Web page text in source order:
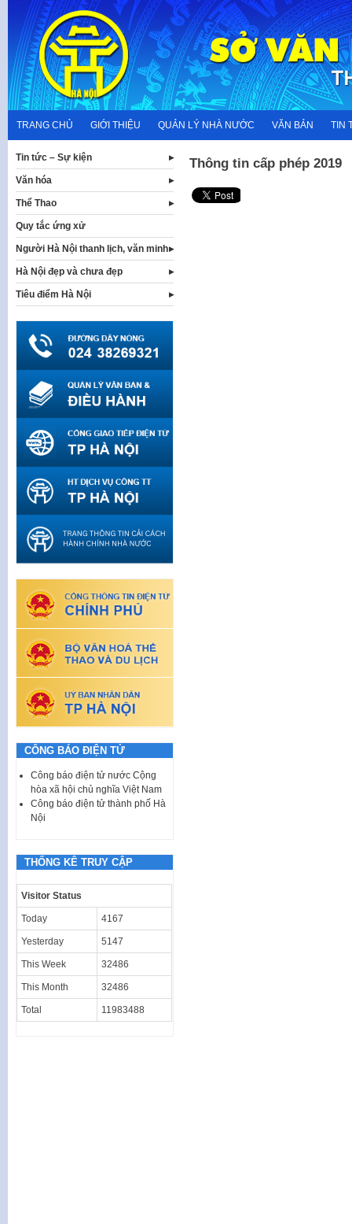
content
TRANG CHỦ GIỚI THIỆU QUẢN LÝ NHÀ NƯỚC VĂN BẢN TIN
Thông tin cấp phép 2019
Tin tức – Sự kiện
Văn hóa
Thể Thao
Quy tắc ứng xử
Người Hà Nội thanh lịch, văn minh
Hà Nội đẹp và chưa đẹp
Tiêu điểm Hà Nội
CÔNG BÁO ĐIỆN TỬ
Công báo điện tử nước Cộng
hòa xã hội chủ nghĩa Việt Nam
Công báo điện tử thành phố Hà
Nội
THỐNG KÊ TRUY CẬP
Visitor Status
Today 4167
Yesterday 5147
This Week 32486
This Month 32486
Total 11983488